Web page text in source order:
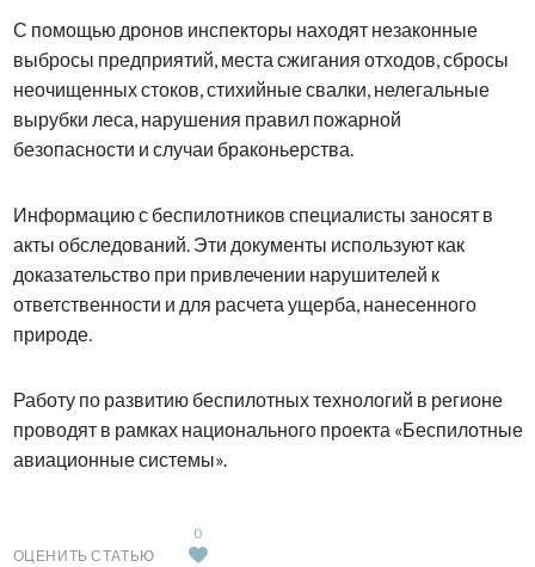
С помощью дронов инспекторы находят незаконные
выбросы предприятий, места сжигания отходов, сбросы
неочищенных стоков, стихийные свалки, нелегальные
вырубки леса, нарушения правил пожарной
безопасности и случаи браконьерства.
Информацию с беспилотников специалисты заносят в
акты обследований. Эти документы используют как
доказательство при привлечении нарушителей к
ответственности и для расчета ущерба, нанесенного
природе.
Работу по развитию беспилотных технологий в регионе
проводят в рамках национального проекта «Беспилотные
авиационные системы».
ОЦЕНИТЬ СТАТЬЮ
0